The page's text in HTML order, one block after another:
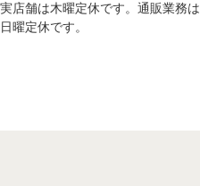
実店舗は木曜定休です。通販業務は
日曜定休です。